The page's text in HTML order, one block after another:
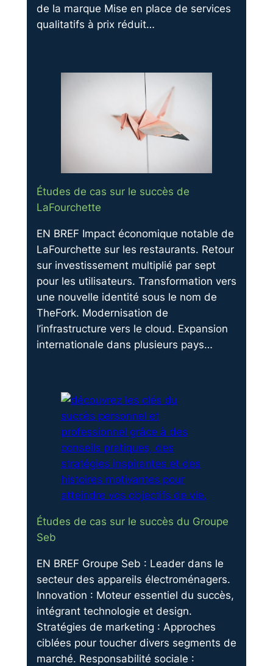
de la marque Mise en place de services
qualitatifs à prix réduit…
Études de cas sur le succès de
LaFourchette
EN BREF Impact économique notable de
LaFourchette sur les restaurants. Retour
sur investissement multiplié par sept
pour les utilisateurs. Transformation vers
une nouvelle identité sous le nom de
TheFork. Modernisation de
l’infrastructure vers le cloud. Expansion
internationale dans plusieurs pays…
Études de cas sur le succès du Groupe
Seb
EN BREF Groupe Seb : Leader dans le
secteur des appareils électroménagers.
Innovation : Moteur essentiel du succès,
intégrant technologie et design.
Stratégies de marketing : Approches
ciblées pour toucher divers segments de
marché. Responsabilité sociale :